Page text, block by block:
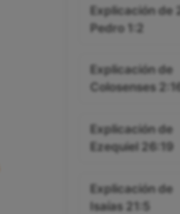
Explicación de 2
Pedro 1:2
Explicación de
Colosenses 2:16
Explicación de
Ezequiel 26:19
Explicación de
Isaías 21:5